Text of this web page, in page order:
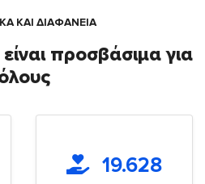
ΚΑΙ ΔΙΑΦΑΝΕΙΑ
προσβάσιμα για
19.628